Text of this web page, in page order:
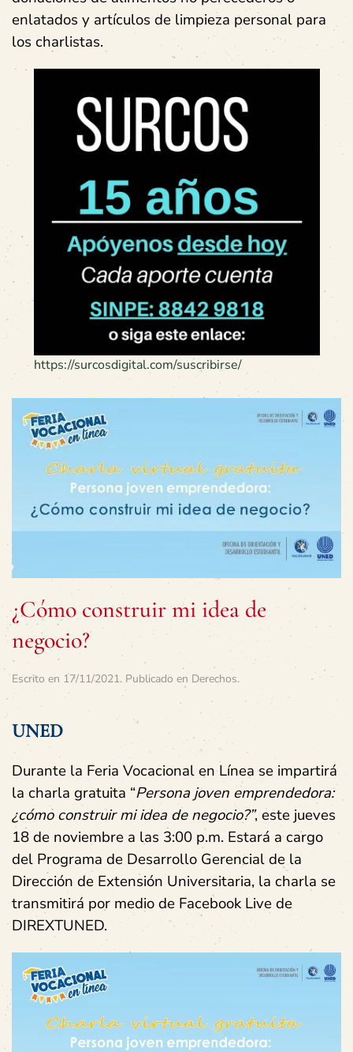
enlatados y artículos de limpieza personal para
los charlistas.
https://surcosdigital.com/suscribirse/
¿Cómo construir mi idea de
negocio?
Escrito en 17/11/2021. Publicado en Derechos.
UNED
Durante la Feria Vocacional en Línea se impartirá
la charla gratuita “Persona joven emprendedora:
¿cómo construir mi idea de negocio?”, este jueves
18 de noviembre a las 3:00 p.m. Estará a cargo
del Programa de Desarrollo Gerencial de la
Dirección de Extensión Universitaria, la charla se
transmitirá por medio de Facebook Live de
DIREXTUNED.